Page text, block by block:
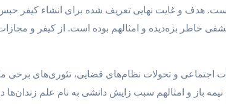
هدف و غایت نهایی تعریف شده برای انشاء کیفر حبس
خاطر بزه‌دیده و امثالهم بوده است. از کیفر و
اجتماعی و تحولات نظام‌های قضایی، تئوری‌های برخی